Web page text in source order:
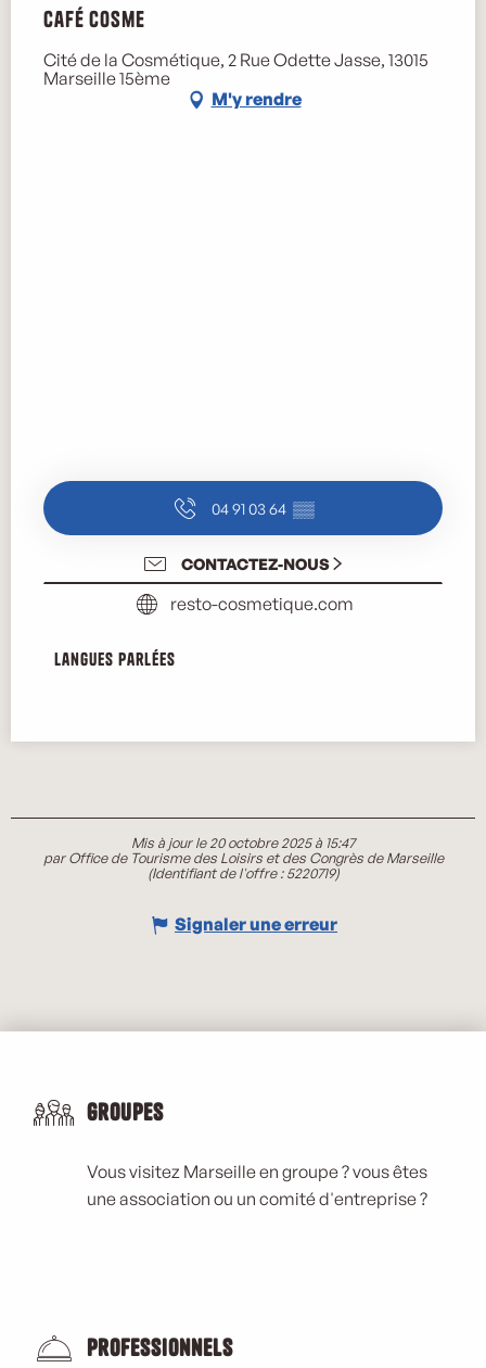
Café Cosme
Cité de la Cosmétique, 2 Rue Odette Jasse, 13015
Marseille 15ème
M'y rendre
04 91 03 64 ▒▒
CONTACTEZ-NOUS
resto-cosmetique.com
Langues parlées
Langues parlées
Mis à jour le 20 octobre 2025 à 15:47
par Office de Tourisme des Loisirs et des Congrès de Marseille
(Identifiant de l'offre :5220719)
Signaler une erreur
Groupes
Vous visitez Marseille en groupe ? vous êtes
une association ou un comité d'entreprise ?
Professionnels